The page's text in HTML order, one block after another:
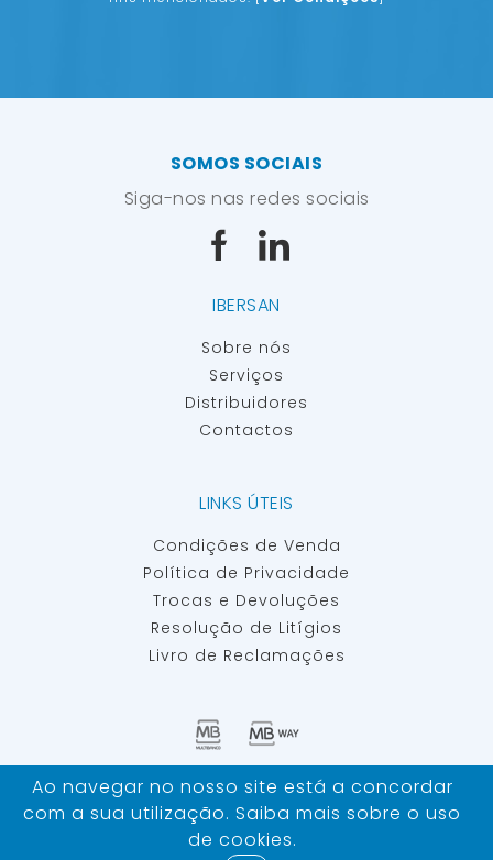
IBERSAN
Sobre nós
Serviços
Distribuidores
Contactos
SOMOS SOCIAIS
Siga-nos nas redes sociais
LINKS ÚTEIS
Condições de Venda
Política de Privacidade
Trocas e Devoluções
Resolução de Litígios
Livro de Reclamações
IBERSAN - MATERIAIS E EQUIPAMENTOS PARA INSEMINAÇÃO
ARTIFICIAL ©TODOS OS DIREITOS RESERVADOS
Desenvolvido porBomsite
Ao navegar no nosso site está a concordar
com a sua utilização. Saiba mais sobre o uso
de cookies.